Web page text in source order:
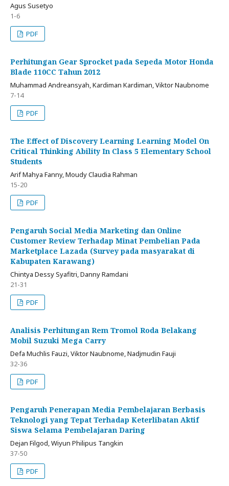
Agus Susetyo
1-6
PDF
Perhitungan Gear Sprocket pada Sepeda Motor Honda
Blade 110CC Tahun 2012
Muhammad Andreansyah, Kardiman Kardiman, Viktor Naubnome
7-14
PDF
The Effect of Discovery Learning Learning Model On
Critical Thinking Ability In Class 5 Elementary School
Students
Arif Mahya Fanny, Moudy Claudia Rahman
15-20
PDF
Pengaruh Social Media Marketing dan Online
Customer Review Terhadap Minat Pembelian Pada
Marketplace Lazada (Survey pada masyarakat di
Kabupaten Karawang)
Chintya Dessy Syafitri, Danny Ramdani
21-31
PDF
Analisis Perhitungan Rem Tromol Roda Belakang
Mobil Suzuki Mega Carry
Defa Muchlis Fauzi, Viktor Naubnome, Nadjmudin Fauji
32-36
PDF
Pengaruh Penerapan Media Pembelajaran Berbasis
Teknologi yang Tepat Terhadap Keterlibatan Aktif
Siswa Selama Pembelajaran Daring
Dejan Filgod, Wiyun Philipus Tangkin
37-50
PDF